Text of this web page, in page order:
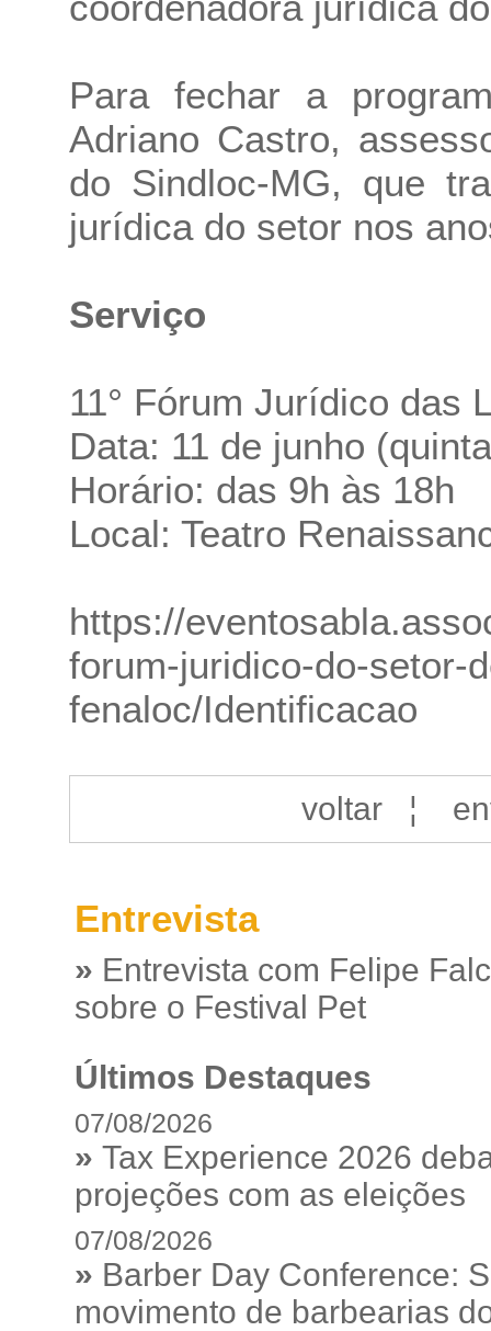
Para fechar a
Adriano Castro,
do Sindloc-MG, que
jurídica do setor nos
Serviço
11° Fórum Jurídico das
Data: 11 de junho
Horário: das 9h às 18h
Local: Teatro
https://
forum-juridico-do-setor-
fenaloc/Identificacao
voltar¦
Entrevista
» Entrevista com Felipe
sobre o Festival Pet
Últimos Destaques
07/08/2026
» Tax Experience 2026
projeções com as eleições
07/08/2026
» Barber Day Conference:
movimento de barbearias